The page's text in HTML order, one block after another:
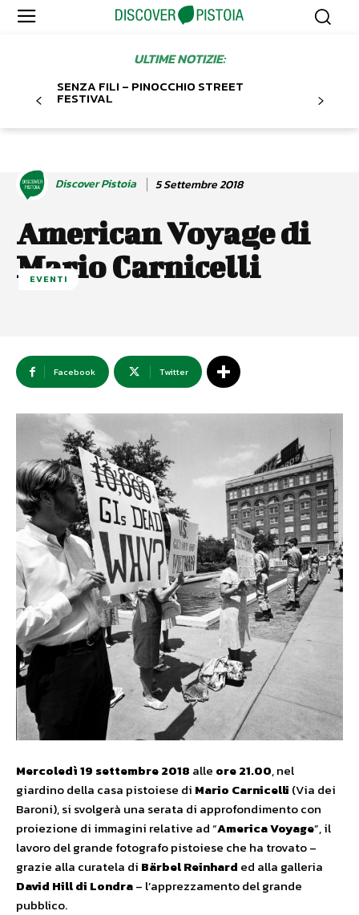
ULTIME NOTIZIE:
SENZA FILI – PINOCCHIO STREET
FESTIVAL
Discover Pistoia 5 Settembre 2018
American Voyage di
Mario Carnicelli
EVENTI
Facebook Twitter
Mercoledì 19 settembre 2018 alle ore 21.00, nel
giardino della casa pistoiese di Mario Carnicelli (Via dei
Baroni), si svolgerà una serata di approfondimento con
proiezione di immagini relative ad “America Voyage”, il
lavoro del grande fotografo pistoiese che ha trovato –
grazie alla curatela di Bärbel Reinhard ed alla galleria
David Hill di Londra– l’apprezzamento del grande
pubblico.